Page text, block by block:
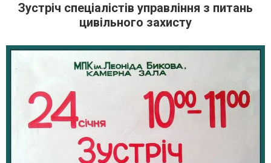
Зустріч спеціалістів управління з питань
цивільного захисту